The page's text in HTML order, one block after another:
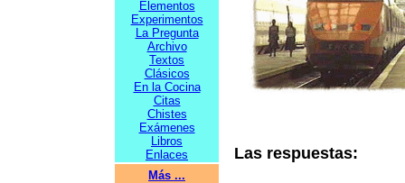
Elementos
Experimentos
La Pregunta
Archivo
Textos
Clásicos
En la Cocina
Citas
Chistes
Exámenes
Libros
Enlaces
Más ...
Las respuestas: